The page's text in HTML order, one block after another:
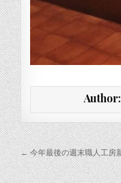
Author:
投稿ナビゲ
← 今年最後の週末職人工房